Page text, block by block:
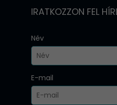
IRATKOZZON FEL
Név
E-mail